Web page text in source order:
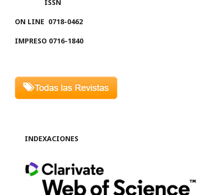
ISSN
ON LINE 0718-0462
IMPRESO 0716-1840
INDEXACIONES